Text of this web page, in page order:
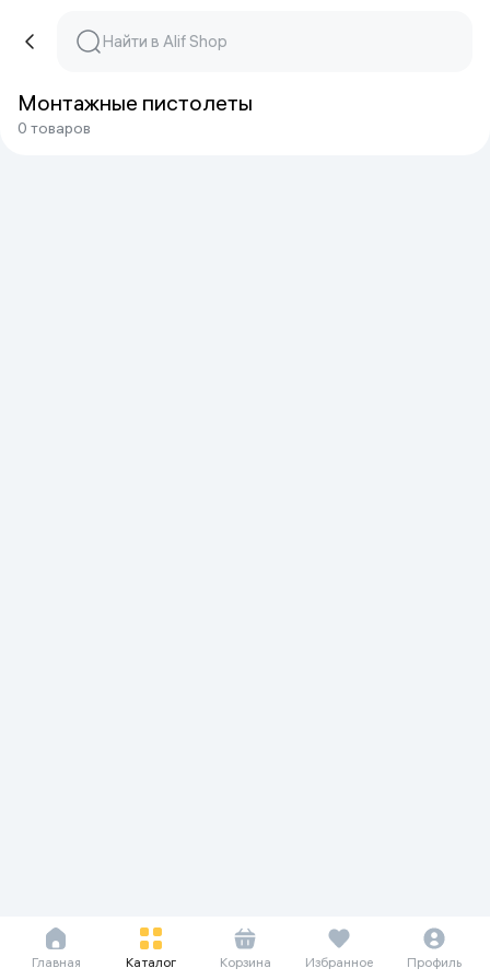
Монтажные пистолеты
0 товаров
Главная Каталог Корзина Избранное Профиль